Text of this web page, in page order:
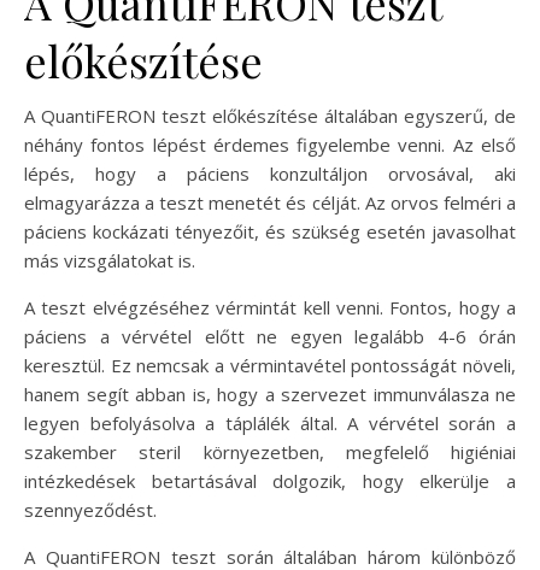
előkészítése
A QuantiFERON teszt előkészítése általában egyszerű, de
néhány fontos lépést érdemes figyelembe venni. Az első
lépés, hogy a páciens konzultáljon orvosával, aki
elmagyarázza a teszt menetét és célját. Az orvos felméri a
páciens kockázati tényezőit, és szükség esetén javasolhat
más vizsgálatokat is.
A teszt elvégzéséhez vérmintát kell venni. Fontos, hogy a
páciens a vérvétel előtt ne egyen legalább 4-6 órán
keresztül. Ez nemcsak a vérmintavétel pontosságát növeli,
hanem segít abban is, hogy a szervezet immunválasza ne
legyen befolyásolva a táplálék által. A vérvétel során a
szakember steril környezetben, megfelelő higiéniai
intézkedések betartásával dolgozik, hogy elkerülje a
szennyeződést.
A QuantiFERON teszt során általában három különböző